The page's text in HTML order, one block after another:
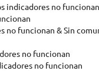
indicadores no funcionan
no funcionan & Sin
no funcionan
no funcionan